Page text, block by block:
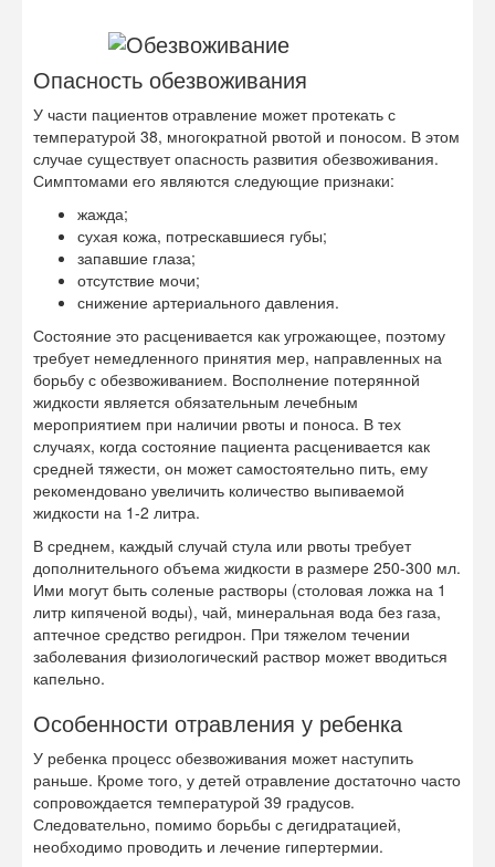
Опасность обезвоживания
У части пациентов отравление может протекать с
температурой 38, многократной рвотой и поносом. В этом
случае существует опасность развития обезвоживания.
Симптомами его являются следующие признаки:
жажда;
сухая кожа, потрескавшиеся губы;
запавшие глаза;
отсутствие мочи;
снижение артериального давления.
Состояние это расценивается как угрожающее, поэтому
требует немедленного принятия мер, направленных на
борьбу с обезвоживанием. Восполнение потерянной
жидкости является обязательным лечебным
мероприятием при наличии рвоты и поноса. В тех
случаях, когда состояние пациента расценивается как
средней тяжести, он может самостоятельно пить, ему
рекомендовано увеличить количество выпиваемой
жидкости на 1-2 литра.
В среднем, каждый случай стула или рвоты требует
дополнительного объема жидкости в размере 250-300 мл.
Ими могут быть соленые растворы (столовая ложка на 1
литр кипяченой воды), чай, минеральная вода без газа,
аптечное средство регидрон. При тяжелом течении
заболевания физиологический раствор может вводиться
капельно.
Особенности отравления у ребенка
У ребенка процесс обезвоживания может наступить
раньше. Кроме того, у детей отравление достаточно часто
сопровождается температурой 39 градусов.
Следовательно, помимо борьбы с дегидратацией,
необходимо проводить и лечение гипертермии.